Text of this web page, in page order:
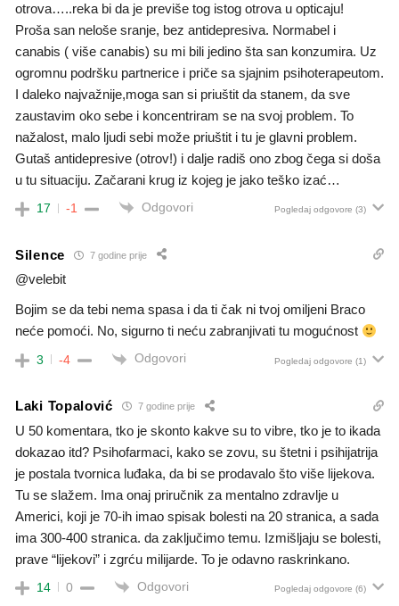
otrova…..reka bi da je previše tog istog otrova u opticaju!
Proša san neloše sranje, bez antidepresiva. Normabel i
canabis ( više canabis) su mi bili jedino šta san konzumira. Uz
ogromnu podršku partnerice i priče sa sjajnim psihoterapeutom.
I daleko najvažnije,moga san si priuštit da stanem, da sve
zaustavim oko sebe i koncentriram se na svoj problem. To
nažalost, malo ljudi sebi može priuštit i tu je glavni problem.
Gutaš antidepresive (otrov!) i dalje radiš ono zbog čega si doša
u tu situaciju. Začarani krug iz kojeg je jako teško izać…
17 -1 Odgovori Pogledaj odgovore (3)
Silence 7 godine prije
@velebit
Bojim se da tebi nema spasa i da ti čak ni tvoj omiljeni Braco
neće pomoći. No, sigurno ti neću zabranjivati tu mogućnost
3 -4 Odgovori Pogledaj odgovore (1)
Laki Topalović 7 godine prije
U 50 komentara, tko je skonto kakve su to vibre, tko je to ikada
dokazao itd? Psihofarmaci, kako se zovu, su štetni i psihijatrija
je postala tvornica luđaka, da bi se prodavalo što više lijekova.
Tu se slažem. Ima onaj priručnik za mentalno zdravlje u
Americi, koji je 70-ih imao spisak bolesti na 20 stranica, a sada
ima 300-400 stranica. da zaključimo temu. Izmišljaju se bolesti,
prave “lijekovi” i zgrću milijarde. To je odavno raskrinkano.
14 0 Odgovori Pogledaj odgovore (6)